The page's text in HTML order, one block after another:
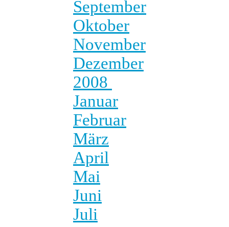
September
Oktober
November
Dezember
2008
Januar
Februar
März
April
Mai
Juni
Juli